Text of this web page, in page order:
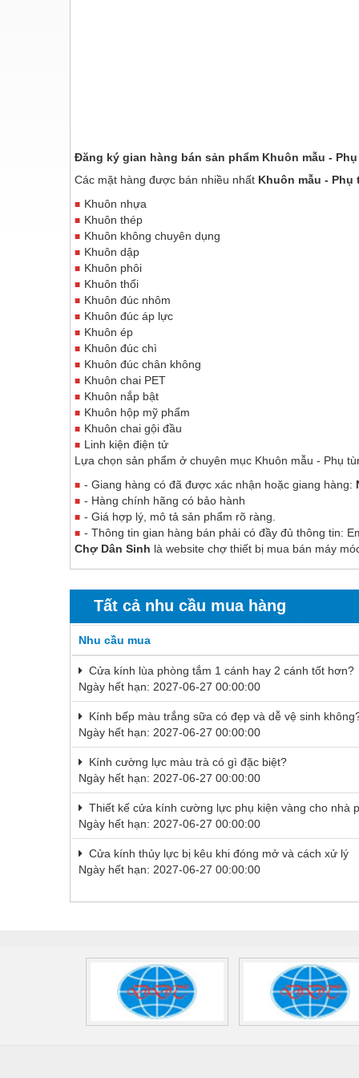
Thiết bị nhà bếp
Thiết bị nhiệt
Thiêt bị PCCC
Thiết bị truyền động
Thiết bị văn phòng
Thiết bị viễn thông
Thủy lực-Thiết bị
Thủy sản - Trang thiết bị
Tự động hoá
Van - Co các loại
Vật liệu mài mòn
Vật liệu xây dựng
Vòng bi - Bạc đạn
Xe hơi - Phụ tùng
Xe máy - Phụ tùng
Y khoa - Trang thiết bị
Đăng ký gian hàng bán sản phẩm Khuôn mẫu -
Các mặt hàng được bán nhiều nhất Khuôn mẫu - Phụ
Khuôn nhựa
Khuôn thép
Khuôn không chuyên dụng
Khuôn dập
Khuôn phôi
Khuôn thổi
Khuôn đúc nhôm
Khuôn đúc áp lực
Khuôn ép
Khuôn đúc chì
Khuôn đúc chân không
Khuôn chai PET
Khuôn nắp bật
Khuôn hộp mỹ phẩm
Khuôn chai gội đầu
Linh kiện điện tử
Lựa chọn sản phẩm ở chuyên mục Khuôn mẫu - Phụ
- Giang hàng có đã được xác nhận hoặc giang hàng:
- Hàng chính hãng có bảo hành
- Giá hợp lý, mô tả sản phẩm rõ ràng.
- Thông tin gian hàng bán phải có đầy đủ thông tin:
Chợ Dân Sinh là website chợ thiết bị mua bán máy
Tất cả nhu cầu mua hàng
Nhu cầu mua
Cửa kính lùa phòng tắm 1 cánh hay 2 cánh tốt hơn?
Ngày hết hạn: 2027-06-27 00:00:00
Kính bếp màu trắng sữa có đẹp và dễ vệ sinh
Ngày hết hạn: 2027-06-27 00:00:00
Kính cường lực màu trà có gì đặc biệt?
Ngày hết hạn: 2027-06-27 00:00:00
Thiết kế cửa kính cường lực phụ kiện vàng cho nhà
Ngày hết hạn: 2027-06-27 00:00:00
Cửa kính thủy lực bị kêu khi đóng mở và cách xử lý
Ngày hết hạn: 2027-06-27 00:00:00